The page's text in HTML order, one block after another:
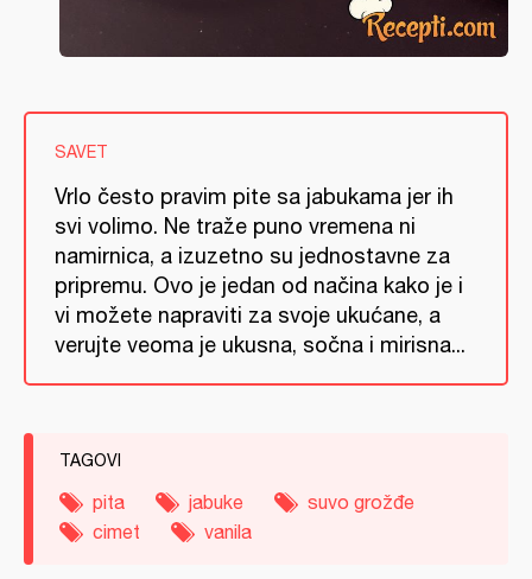
SAVET
Vrlo često pravim pite sa jabukama jer ih
svi volimo. Ne traže puno vremena ni
namirnica, a izuzetno su jednostavne za
pripremu. Ovo je jedan od načina kako je i
vi možete napraviti za svoje ukućane, a
verujte veoma je ukusna, sočna i mirisna...
TAGOVI
pita jabuke
suvo grožđe
cimet
vanila